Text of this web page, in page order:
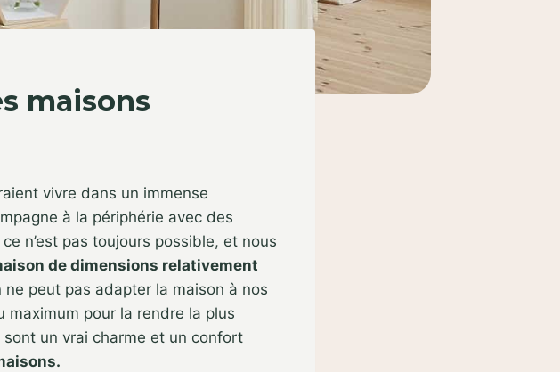
maisons
vivre dans un immense
à la périphérie avec des
n’est pas toujours possible, et nous
de dimensions relativement
peut pas adapter la maison à nos
maximum pour la rendre la plus
un vrai charme et un confort